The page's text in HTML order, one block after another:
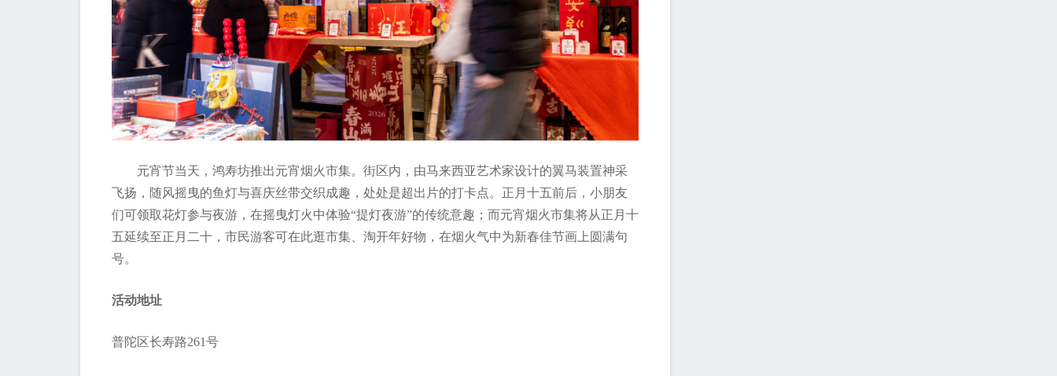
元宵节当天，鸿寿坊推出元宵烟火市集。街区内，由马来西亚艺术家设计的翼马装置神采
飞扬，随风摇曳的鱼灯与喜庆丝带交织成趣，处处是超出片的打卡点。正月十五前后，小朋友
们可领取花灯参与夜游，在摇曳灯火中体验“提灯夜游”的传统意趣；而元宵烟火市集将从正月十
五延续至正月二十，市民游客可在此逛市集、淘开年好物，在烟火气中为新春佳节画上圆满句
号。
活动地址
普陀区长寿路261号